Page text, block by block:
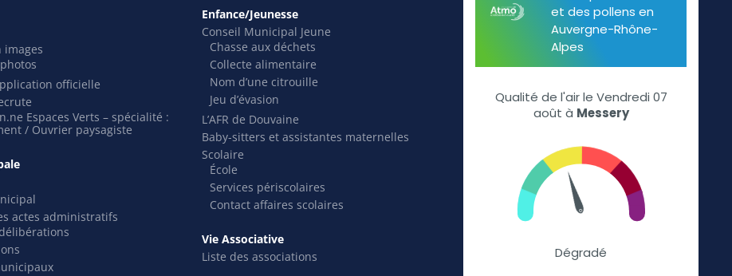
images
officielle
Espaces Verts – spécialité :
/ Ouvrier paysagiste
actes administratifs
Enfance/Jeunesse
Conseil Municipal Jeune
Chasse aux déchets
Collecte alimentaire
Nom d’une citrouille
Jeu d’évasion
L’AFR de Douvaine
Baby-sitters et assistantes maternelles
Scolaire
École
Services périscolaires
Contact affaires scolaires
Vie Associative
Liste des associations